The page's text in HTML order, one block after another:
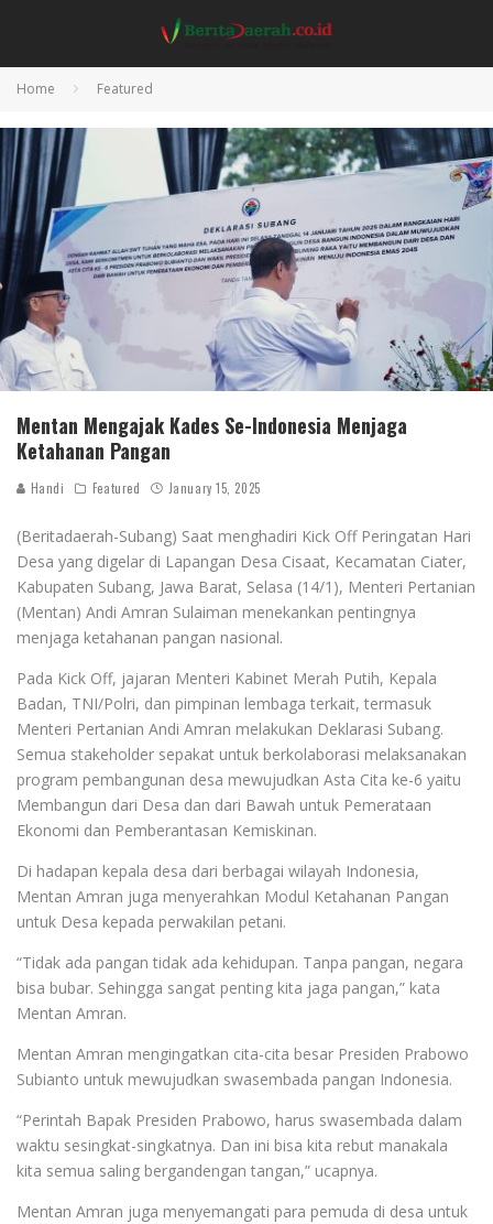
Home Featured
Mentan Mengajak Kades Se-Indonesia Menjaga
Ketahanan Pangan
Handi Featured January 15, 2025
(Beritadaerah-Subang) Saat menghadiri Kick Off Peringatan Hari
Desa yang digelar di Lapangan Desa Cisaat, Kecamatan Ciater,
Kabupaten Subang, Jawa Barat, Selasa (14/1), Menteri Pertanian
(Mentan) Andi Amran Sulaiman menekankan pentingnya
menjaga ketahanan pangan nasional.
Pada Kick Off, jajaran Menteri Kabinet Merah Putih, Kepala
Badan, TNI/Polri, dan pimpinan lembaga terkait, termasuk
Menteri Pertanian Andi Amran melakukan Deklarasi Subang.
Semua stakeholder sepakat untuk berkolaborasi melaksanakan
program pembangunan desa mewujudkan Asta Cita ke-6 yaitu
Membangun dari Desa dan dari Bawah untuk Pemerataan
Ekonomi dan Pemberantasan Kemiskinan.
Di hadapan kepala desa dari berbagai wilayah Indonesia,
Mentan Amran juga menyerahkan Modul Ketahanan Pangan
untuk Desa kepada perwakilan petani.
“Tidak ada pangan tidak ada kehidupan. Tanpa pangan, negara
bisa bubar. Sehingga sangat penting kita jaga pangan,” kata
Mentan Amran.
Mentan Amran mengingatkan cita-cita besar Presiden Prabowo
Subianto untuk mewujudkan swasembada pangan Indonesia.
“Perintah Bapak Presiden Prabowo, harus swasembada dalam
waktu sesingkat-singkatnya. Dan ini bisa kita rebut manakala
kita semua saling bergandengan tangan,” ucapnya.
Mentan Amran juga menyemangati para pemuda di desa untuk